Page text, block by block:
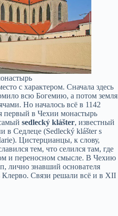
с характером. Сначала здесь
всю Богемию, а потом земля
Но началось всё в 1142
первый в Чехии монастырь
sedlecký klášter, известный
в Седлеце (Sedlecký klášter s
Цистерцианцы, к слову,
тем, что селился там, где
и переносном смысле. В Чехию
лично знавший основателя
Клерво. Связи решали всё и в XII